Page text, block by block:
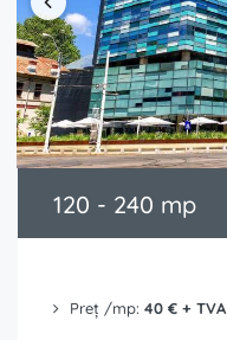
120 - 240 mp
Preț /mp: 40 € + TVA